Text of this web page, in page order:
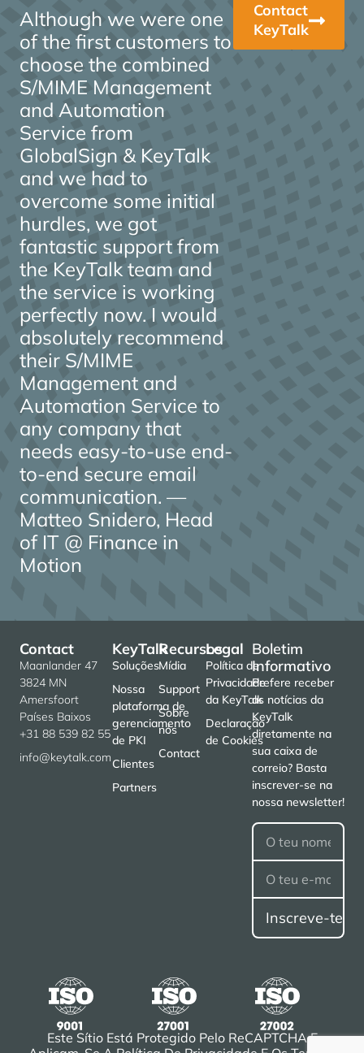
Although we were one
of the first customers to
choose the combined
S/MIME Management
and Automation
Service from
GlobalSign & KeyTalk
and we had to
overcome some initial
hurdles, we got
fantastic support from
the KeyTalk team and
the service is working
perfectly now. I would
absolutely recommend
their S/MIME
Management and
Automation Service to
any company that
needs easy-to-use end-
to-end secure email
communication. —
Matteo Snidero, Head
of IT @ Finance in
Motion
Contact
KeyTalk
KeyTalk
Soluções
Nossa
plataforma de
gerenciamento
de PKI
Clientes
Partners
Recursos
Mídia
Support
Sobre
nós
Contact
Legal
Política de
Privacidade
da KeyTalk
Declaração
de Cookies
Contact
Maanlander 47
3824 MN
Amersfoort
Países Baixos
+31 88 539 82 55
info@keytalk.com
Boletim
Informativo
Prefere receber
as notícias da
KeyTalk
diretamente na
sua caixa de
correio? Basta
inscrever-se na
nossa newsletter!
Este Sítio Está Protegido Pelo ReCAPTCHA E